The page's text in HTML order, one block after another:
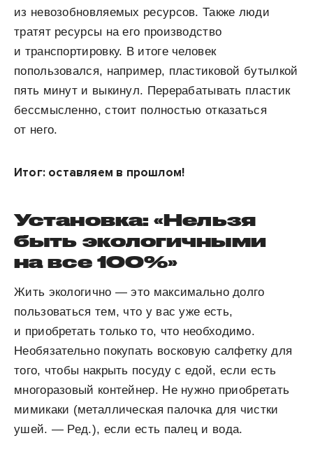
из невозобновляемых ресурсов. Также люди
тратят ресурсы на его производство
и транспортировку. В итоге человек
попользовался, например, пластиковой бутылкой
пять минут и выкинул. Перерабатывать пластик
бессмысленно, стоит полностью отказаться
от него.
Итог: оставляем в прошлом!
Установка: «Нельзя
быть экологичными
на все 100%»
Жить экологично — это максимально долго
пользоваться тем, что у вас уже есть,
и приобретать только то, что необходимо.
Необязательно покупать восковую салфетку для
того, чтобы накрыть посуду с едой, если есть
многоразовый контейнер. Не нужно приобретать
мимикаки (металлическая палочка для чистки
ушей. — Ред.), если есть палец и вода.